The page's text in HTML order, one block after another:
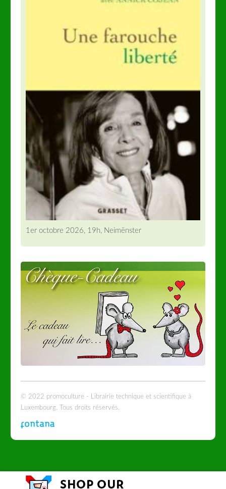
1er octobre 2026, 19h, Neimënster
© 2022 promoculture - Librairie technique et scientifique à
Luxembourg. Tous droits réservés.